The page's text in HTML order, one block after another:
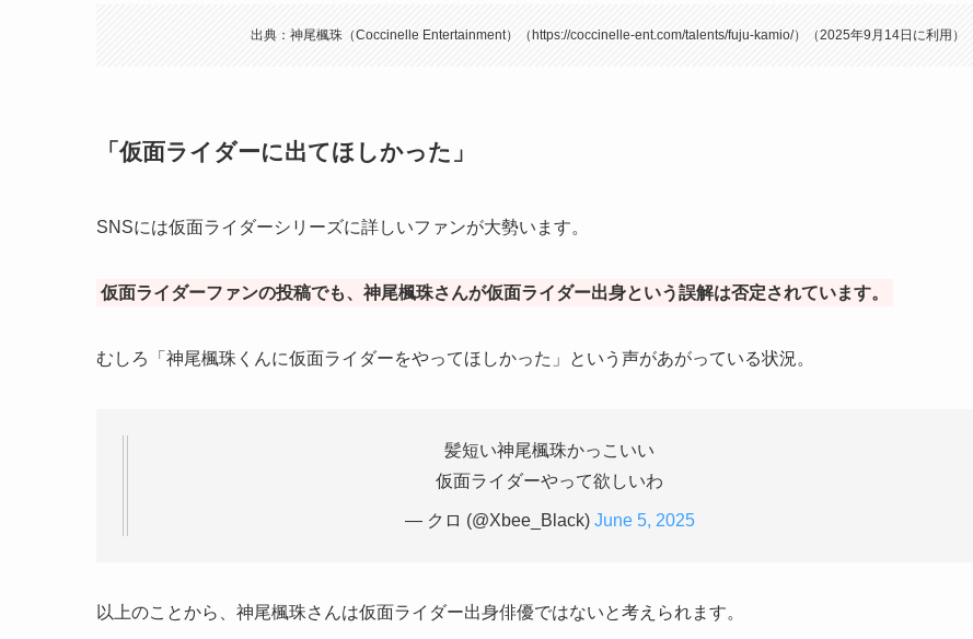
出典：神尾楓珠（Coccinelle Entertainment）（https://coccinelle-ent.com/talents/fuju-kamio/）（2025年9月14日に利用）
「仮面ライダーに出てほしかった」
SNSには仮面ライダーシリーズに詳しいファンが大勢います。
仮面ライダーファンの投稿でも、神尾楓珠さんが仮面ライダー出身という誤解は否定されています。
むしろ「神尾楓珠くんに仮面ライダーをやってほしかった」という声があがっている状況。
髪短い神尾楓珠かっこいい
仮面ライダーやって欲しいわ
— クロ (@Xbee_Black) June 5, 2025
以上のことから、神尾楓珠さんは仮面ライダー出身俳優ではないと考えられます。